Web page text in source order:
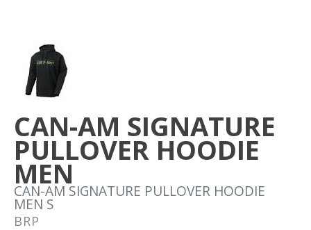
CAN-AM SIGNATURE
PULLOVER HOODIE
MEN
CAN-AM SIGNATURE PULLOVER HOODIE
MEN S
BRP